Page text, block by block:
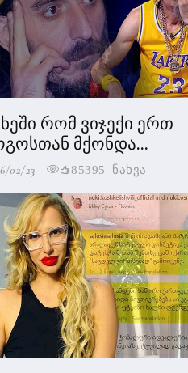
რომ ვიჯექი ერთ
მქონდა...
02/23 85395 ნახვა